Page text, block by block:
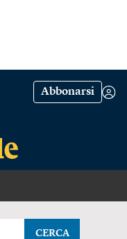
Abbonarsi
CERCA